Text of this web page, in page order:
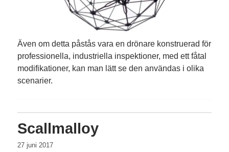
Även om detta påstås vara en drönare konstruerad för
professionella, industriella inspektioner, med ett fåtal
modifikation­er, kan man lätt se den användas i olika
scen­arier.
Scallmalloy
27 juni 2017